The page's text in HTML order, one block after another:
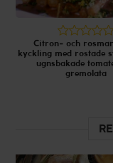
Citron- och
kyckling med rostade
ugnsbakade
gremolata